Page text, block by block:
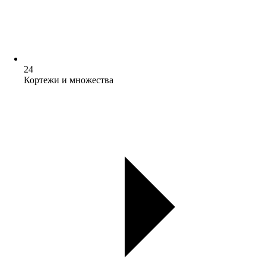
24
Кортежи и множества